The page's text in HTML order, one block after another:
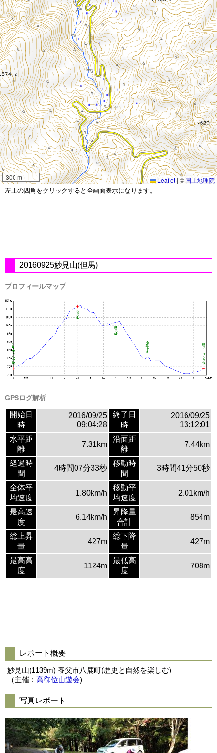
300 m Leaflet |©国土地理院
左上の四角をクリックすると全画面表示になります。
20160925妙見山(但馬)
プロフィールマップ
GPSログ解析
開始日
時
2016/09/25
09:04:28
終了日
時
2016/09/25
13:12:01
水平距
離
7.31km
沿面距
離
7.44km
経過時
間
4時間07分33秒
移動時
間
3時間41分50秒
全体平
均速度
1.80km/h
移動平
均速度
2.01km/h
最高速
度
6.14km/h
昇降量
合計
854m
総上昇
量
427m
総下降
量
427m
最高高
度
1124m
最低高
度
708m
レポート概要
妙見山(1139m) 養父市八鹿町(歴史と自然を楽しむ)
（主催： 高御位山遊会)
写真レポート